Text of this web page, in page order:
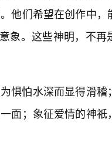
他们希望在创作中，
象。这些神明，不再
惧怕水深而显得滑稽
面；象征爱情的神祇